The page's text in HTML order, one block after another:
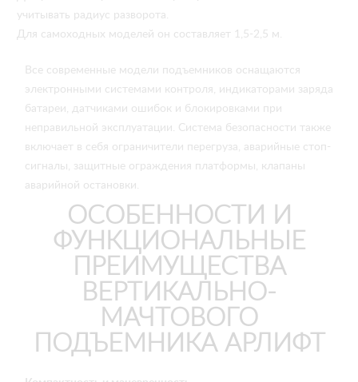
учитывать радиус разворота.
Для самоходных моделей он составляет 1,5-2,5 м.
Все современные модели подъемников оснащаются
электронными системами контроля, индикаторами заряда
батареи, датчиками ошибок и блокировками при
неправильной эксплуатации. Система безопасности также
включает в себя ограничители перегруза, аварийные стоп-
сигналы, защитные ограждения платформы, клапаны
аварийной остановки.
ОСОБЕННОСТИ И
ФУНКЦИОНАЛЬНЫЕ
ПРЕИМУЩЕСТВА
ВЕРТИКАЛЬНО-
МАЧТОВОГО
ПОДЪЕМНИКА АРЛИФТ